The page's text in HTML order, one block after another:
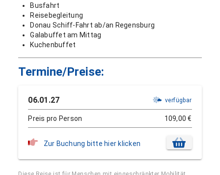
Busfahrt
Reisebegleitung
Donau Schiff-Fahrt ab/an Regensburg
Galabuffet am Mittag
Kuchenbuffet
Termine/Preise:
06.01.27 verfügbar
Preis pro Person 109,00 €
Zur Buchung bitte hier klicken